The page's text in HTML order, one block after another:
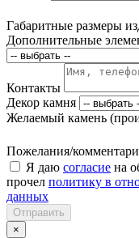
Габаритные размеры
Дополнительные
Контакты
Декор камня
Желаемый камень
Пожелания/
Я даю согласие на
прочел политику в
данных
Отправить
×